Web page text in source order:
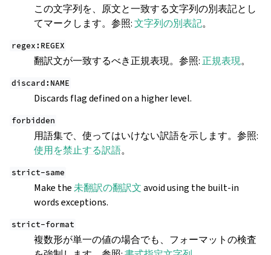
この文字列を、原文と一致する文字列の別表記とし
てマークします。参照:文字列の別表記。
regex:REGEX
翻訳文が一致するべき正規表現。参照: 正規表現。
discard:NAME
Discards flag defined on a higher level.
forbidden
用語集で、使ってはいけない訳語を示します。参照:
使用を禁止する訳語。
strict-same
Make the未翻訳の翻訳文avoid using the built-in
words exceptions.
strict-format
複数形が単一の値の場合でも、フォーマットの検査